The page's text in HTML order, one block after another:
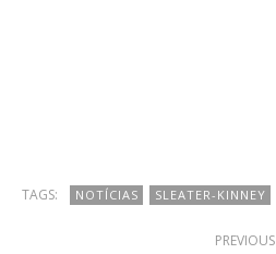
TAGS: NOTÍCIAS SLEATER-KINNEY
PREVIOUS